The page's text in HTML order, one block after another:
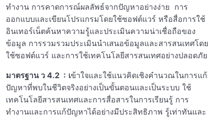
ทำงาน การคาดการณ์ผลลัพธ์จากปัญหาอย่างง่าย การ
ออกแบบและเขียนโปรแกรมโดยใช้ซอฟต์แวร์ หรือสื่อการใช้
อินเทอร์เน็ตค้นหาความรู้และประเมินความน่าเชื่อถือของ
ข้อมูล การรวมรวมประเมินนำเสนอข้อมูลและสารสนเทศโดย
ใช้ซอฟต์แวร์ และการใช้เทคโนโลยีสารสนเทศอย่างปลอดภัย
มาตรฐาน ว 4.2 : เข้าใจและใช้แนวคิดเชิงคำนวณในการแก้
ปัญหาที่พบในชีวิตจริงอย่างเป็นขั้นตอนและเป็นระบบ ใช้
เทคโนโลยีสารสนเทศและการสื่อสารในการเรียนรู้ การ
ทำงานและการแก้ปัญหาได้อย่างมีประสิทธิภาพ รู้เท่าทันและ